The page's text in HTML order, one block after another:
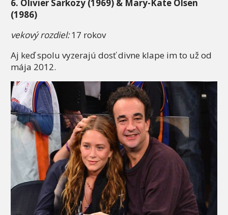
6. Olivier Sarkozy (1969) & Mary-Kate Olsen
(1986)
vekový rozdiel:17 rokov
Aj keď spolu vyzerajú dosť divne klape im to už od
mája 2012.